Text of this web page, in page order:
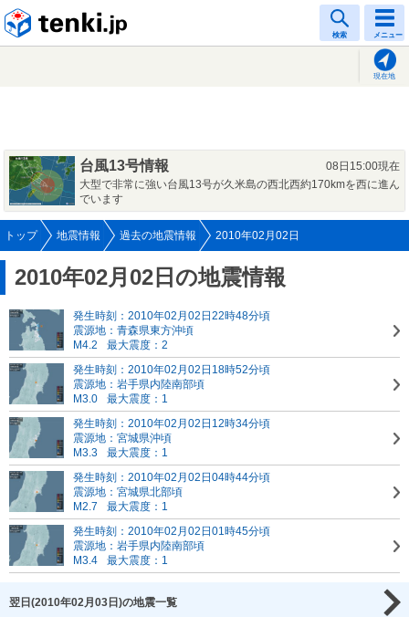
検索 メニュー
現在地
台風13号情報
08日15:00現在
大型で非常に強い台風13号が久米島の西北西約170kmを西に進ん
でいます
トップ 地震情報 過去の地震情報 2010年02月02日
2010年02月02日の地震情報
発生時刻：2010年02月02日22時48分頃
震源地：青森県東方沖頃
M4.2
最大震度：2
発生時刻：2010年02月02日18時52分頃
震源地：岩手県内陸南部頃
M3.0
最大震度：1
発生時刻：2010年02月02日12時34分頃
震源地：宮城県沖頃
M3.3
最大震度：1
発生時刻：2010年02月02日04時44分頃
震源地：宮城県北部頃
M2.7
最大震度：1
発生時刻：2010年02月02日01時45分頃
震源地：岩手県内陸南部頃
M3.4
最大震度：1
翌日(2010年02月03日)の地震一覧